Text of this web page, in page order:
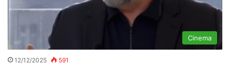
Cinema
12/12/2025 591